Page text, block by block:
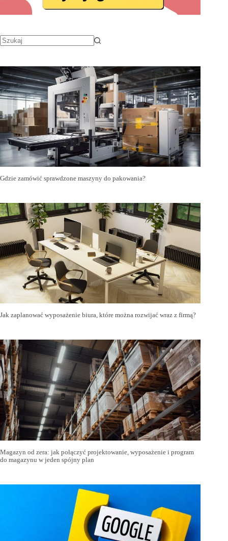
Gdzie zamówić sprawdzone maszyny do pakowania?
Jak zaplanować wyposażenie biura, które można rozwijać wraz z firmą?
Magazyn od zera: jak połączyć projektowanie, wyposażenie i program
do magazynu w jeden spójny plan